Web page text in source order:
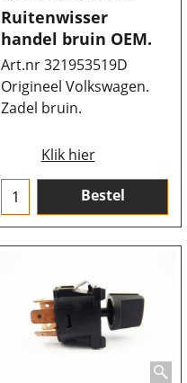
Ruitenwisser
handel bruin OEM.
Art.nr 321953519D
Origineel Volkswagen.
Zadel bruin.
Klik hier
Bestel